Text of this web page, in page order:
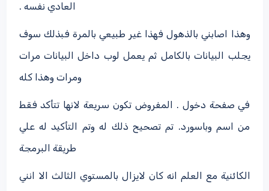
العادي نفسه .
وهذا اصابني بالذهول فهذا غير طبيعي بالمرة فبذلك سوف
يجلب البيانات بالكامل ثم يعمل لوب داخل البيانات مرات
ومرات وهذا كله
في صفحة دخول . المفروض تكون سريعة لانها تتأكد فقط
من اسم وباسورد. تم تصحيح ذلك له وتم التأكيد له علي
طريقة البرمجة
الكائنية مع العلم انه كان لايزال بالمستوي الثالث الا انني